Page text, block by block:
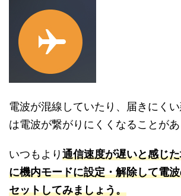
電波が混線していたり、届きにく
は電波が繋がりにくくなることがあ
いつもより通信速度が遅いと感じ
に機内モードに設定・解除して電
セットしてみましょう。